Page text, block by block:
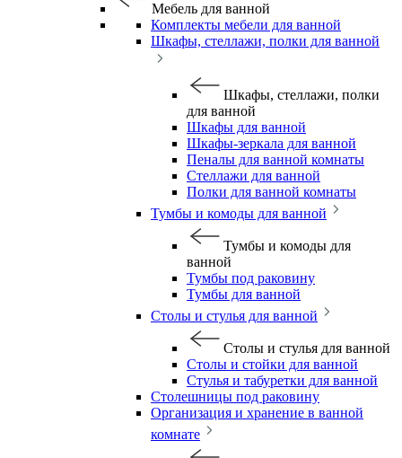
Мебель для ванной
Комплекты мебели для ванной
Шкафы, стеллажи, полки для ванной
Шкафы, стеллажи, полки
для ванной
Шкафы для ванной
Шкафы-зеркала для ванной
Пеналы для ванной комнаты
Стеллажи для ванной
Полки для ванной комнаты
Тумбы и комоды для ванной
Тумбы и комоды для
ванной
Тумбы под раковину
Тумбы для ванной
Столы и стулья для ванной
Столы и стулья для ванной
Столы и стойки для ванной
Стулья и табуретки для ванной
Столешницы под раковину
Организация и хранение в ванной
комнате